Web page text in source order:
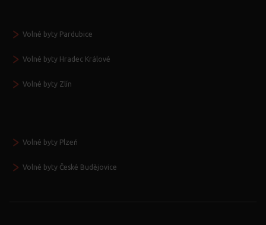
Volné byty Pardubice
Volné byty Hradec Králové
Volné byty Zlín
Volné byty Plzeň
Volné byty České Budějovice